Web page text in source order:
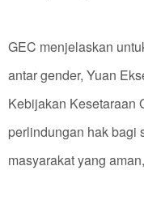
GEC menjelaskan
antar gender, Yuan
Kebijakan Kesetaraan
perlindungan hak bagi
masyarakat yang